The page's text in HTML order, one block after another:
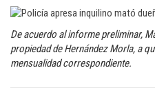
De acuerdo al informe preliminar,
propiedad de Hernández Morla, a
mensualidad correspondiente.